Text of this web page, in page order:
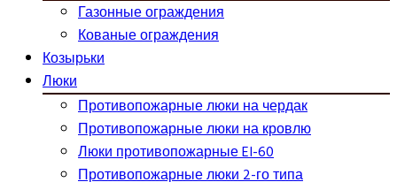
Газонные ограждения
Кованые ограждения
Козырьки
Люки
Противопожарные люки на чердак
Противопожарные люки на кровлю
Люки противопожарные EI-60
Противопожарные люки 2-го типа